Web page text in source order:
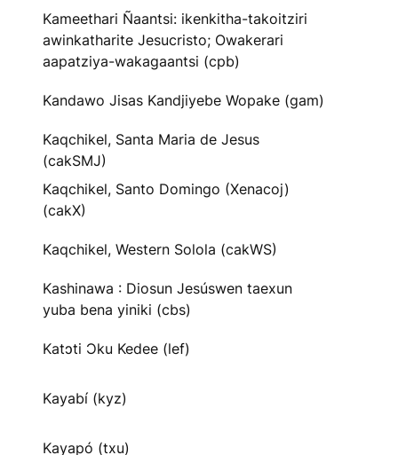
Kameethari Ñaantsi: ikenkitha-takoitziri
awinkatharite Jesucristo; Owakerari
aapatziya-wakagaantsi (cpb)
Kandawo Jisas Kandjiyebe Wopake (gam)
Kaqchikel, Santa Maria de Jesus
(cakSMJ)
Kaqchikel, Santo Domingo (Xenacoj)
(cakX)
Kaqchikel, Western Solola (cakWS)
Kashinawa : Diosun Jesúswen taexun
yuba bena yiniki (cbs)
Katɔti Ɔku Kedee (lef)
Kayabí (kyz)
Kayapó (txu)